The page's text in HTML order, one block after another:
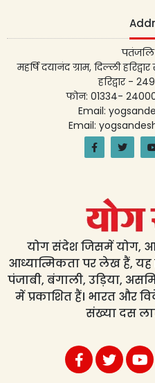
पतंजलि
महर्षि दयानंद ग्राम, दिल्ली
हरिद्वार -
फोन: 01334-
Email:
Email:
योग संदेश जिसमें योग,
आध्यात्मिकता पर लेख हैं, यह
पंजाबी, बंगाली, उड़िया,
में प्रकाशित हैं। भारत और
संख्या दस